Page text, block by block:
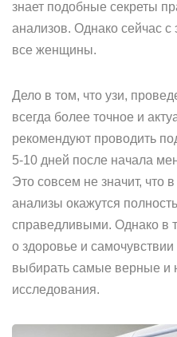
знает подобные секреты
анализов. Однако сейчас с
все женщины.
Дело в том, что узи,
всегда более точное и
рекомендуют проводить
5-10 дней после начала
Это совсем не значит, что
анализы окажутся
справедливыми. Однако в
о здоровье и
выбирать самые верные и
исследования.